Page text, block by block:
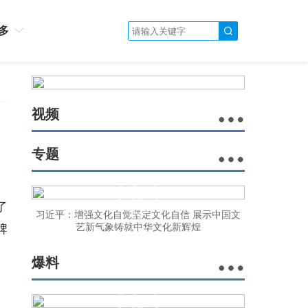
视频
专题
习近平：增强文化自觉坚定文化自信 展示中国文
艺新气象铸就中华文化新辉煌
爆料